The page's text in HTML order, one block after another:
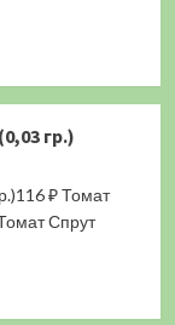
гр.)
₽ Томат
Спрут